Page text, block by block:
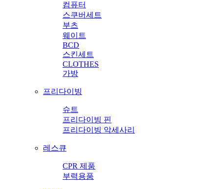
컴퓨터
스쿠버세트
부츠
웨이트
BCD
스킨세트
CLOTHES
가방
프리다이빙
슈트
프리다이빙 핀
프리다이빙 악세사리
레스큐
CPR 제품
부력용품